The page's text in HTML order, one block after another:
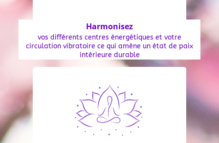
Harmonisez
vos différents centres énergétiques et votre
circulation vibratoire ce qui amène un état de paix
intérieure durable